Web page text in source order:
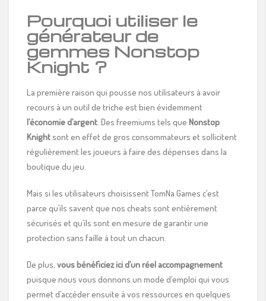
Pourquoi utiliser le
générateur de
gemmes Nonstop
Knight ?
La première raison qui pousse nos utilisateurs à avoir
recours à un outil de triche est bien évidemment
l’économie d’argent . Des freemiums tels que Nonstop
Knightsont en effet de gros consommateurs et sollicitent
régulièrement les joueurs à faire des dépenses dans la
boutique du jeu.
Mais si les utilisateurs choisissent TomNa Games c’est
parce qu’ils savent que nos cheats sont entièrement
sécurisés et qu’ils sont en mesure de garantir une
protection sans faille à tout un chacun.
De plus, vous bénéficiez ici d’un réel accompagnement
puisque nous vous donnons un mode d’emploi qui vous
permet d’accéder ensuite à vos ressources en quelques